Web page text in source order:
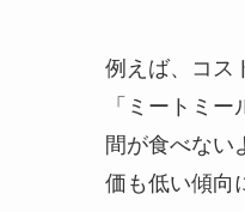
例えば、コス
「ミートミ
間が食べない
価も低い傾向